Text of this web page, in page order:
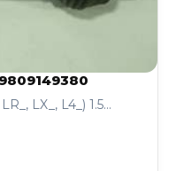
LX_, L4_) 1.5...